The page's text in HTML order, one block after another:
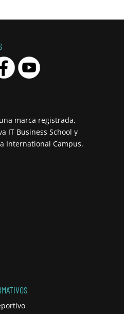
marca registrada,
IT Business School y
International Campus.